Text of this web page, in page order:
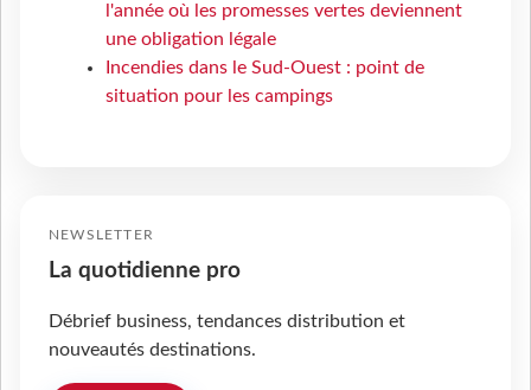
l'année où les promesses vertes deviennent
une obligation légale
Incendies dans le Sud-Ouest : point de
situation pour les campings
NEWSLETTER
La quotidienne pro
Débrief business, tendances distribution et
nouveautés destinations.